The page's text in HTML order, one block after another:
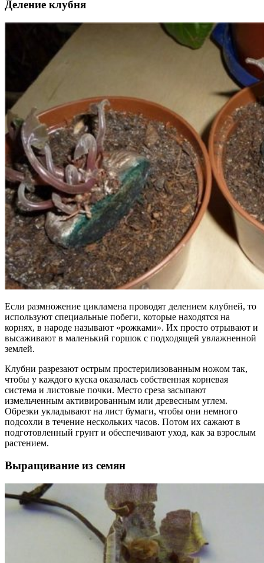
Деление клубня
Если размножение цикламена проводят делением клубней, то
используют специальные побеги, которые находятся на
корнях, в народе называют «рожками». Их просто отрывают и
высаживают в маленький горшок с подходящей увлажненной
землей.
Клубни разрезают острым простерилизованным ножом так,
чтобы у каждого куска оказалась собственная корневая
система и листовые почки. Место среза засыпают
измельченным активированным или древесным углем.
Обрезки укладывают на лист бумаги, чтобы они немного
подсохли в течение нескольких часов. Потом их сажают в
подготовленный грунт и обеспечивают уход, как за взрослым
растением.
Выращивание из семян